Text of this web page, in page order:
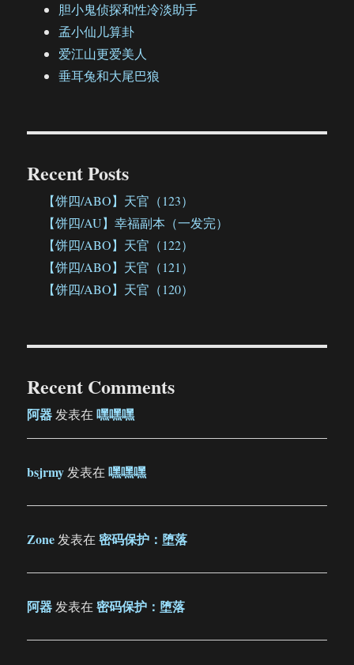
胆小鬼侦探和性冷淡助手
孟小仙儿算卦
爱江山更爱美人
垂耳兔和大尾巴狼
Recent Posts
【饼四/ABO】天官（123）
【饼四/AU】幸福副本（一发完）
【饼四/ABO】天官（122）
【饼四/ABO】天官（121）
【饼四/ABO】天官（120）
Recent Comments
阿器发表在嘿嘿嘿
bsjrmy发表在嘿嘿嘿
Zone发表在密码保护：堕落
阿器发表在密码保护：堕落